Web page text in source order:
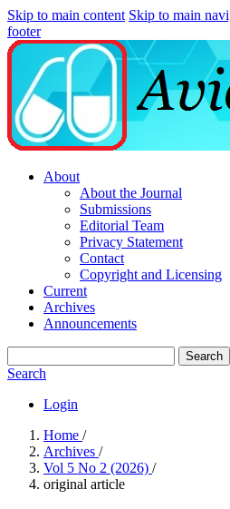
Skip to main content Skip to main
footer
About
About the Journal
Submissions
Editorial Team
Privacy Statement
Contact
Copyright and Licensing
Current
Archives
Announcements
Search
Search
Login
Home /
Archives /
Vol 5 No 2 (2026) /
original article